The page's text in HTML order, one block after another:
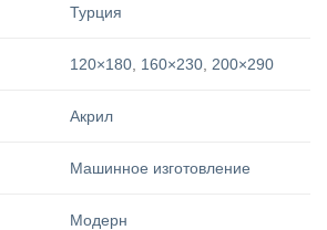
Турция
120×180 160×230 200×290
Акрил
Машинное изготовление
Модерн